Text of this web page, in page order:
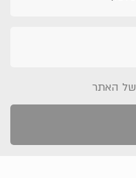
של האתר